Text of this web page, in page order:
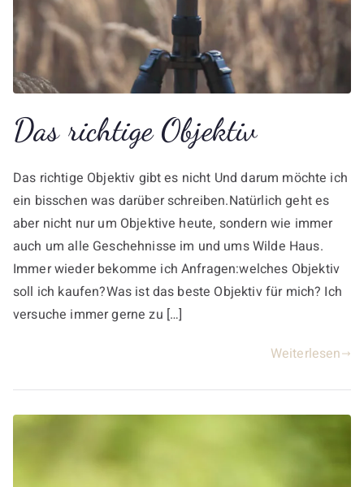
Das richtige Objektiv
Das richtige Objektiv gibt es nicht Und darum möchte ich
ein bisschen was darüber schreiben.Natürlich geht es
aber nicht nur um Objektive heute, sondern wie immer
auch um alle Geschehnisse im und ums Wilde Haus.
Immer wieder bekomme ich Anfragen:welches Objektiv
soll ich kaufen?Was ist das beste Objektiv für mich? Ich
versuche immer gerne zu […]
Weiterlesen